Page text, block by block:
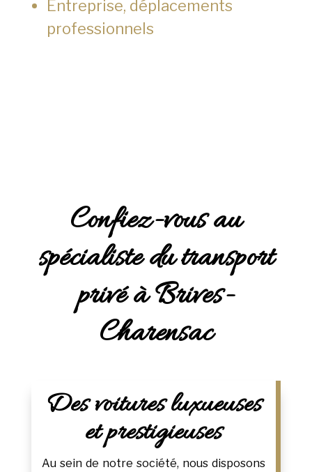
Entreprise, déplacements
professionnels
Confiez-vous au
spécialiste du transport
privé à Brives-
Charensac
Des voitures luxueuses
et prestigieuses
Au sein de notre société, nous disposons